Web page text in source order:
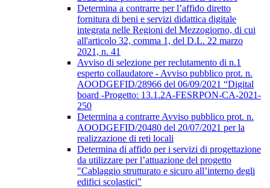
Determina a contrarre per l’affido diretto
fornitura di beni e servizi didattica digitale
integrata nelle Regioni del Mezzogiorno, di cui
all'articolo 32, comma 1, del D.L. 22 marzo
2021, n. 41
Avviso di selezione per reclutamento di n.1
esperto collaudatore - Avviso pubblico prot. n.
AOODGEFID/28966 del 06/09/2021 “Digital
board -Progetto: 13.1.2A-FESRPON-CA-2021-
250
Determina a contrarre Avviso pubblico prot. n.
AOODGEFID/20480 del 20/07/2021 per la
realizzazione di reti locali
Determina di affido per i servizi di progettazione
da utilizzare per l’attuazione del progetto
"Cablaggio strutturato e sicuro all’interno degli
edifici scolastici"